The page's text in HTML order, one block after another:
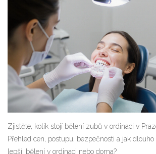
Zjistěte, kolik stojí bělení zubů v ordinaci v
Přehled cen, postupu, bezpečnosti a jak
lepší: bělení v ordinaci nebo doma?